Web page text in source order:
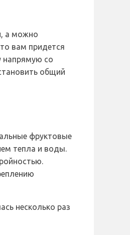
а можно
вам придется
напрямую со
общий
фруктовые
тепла и воды.
несколько раз